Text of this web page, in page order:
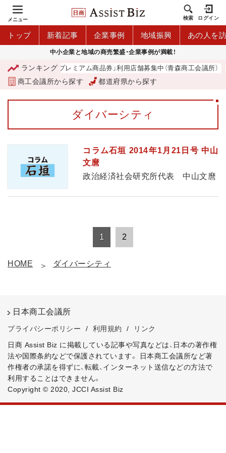
メニュー 検索 ログイン
トップ 新着記事 企業事例 地域振興 あの人を
中小企業と地域の商売繁盛・企業事例が満載！
ランキング
「青森市プレミアム商品券」利用店舗募集中（青森商工会議所）
商工会議所から探す 都道府県から探す
ダイバーシティ
コラム石垣 2014年1月21日号 中山
文麿
政治経済社会研究所代表 中山文麿
1 2
HOME ダイバーシティ
日本商工会議所
プライバシーポリシー / 利用規約 /
リンク
日商 Assist Biz に掲載している記事や写真などは、日本の著作権
法や国際条約などで保護されています。
日本商工会議所など著
作権者の承諾を得ずに、転載、インターネット送信などの方法で
利用することはできません。
Copyright © 2020, JCCI Assist Biz